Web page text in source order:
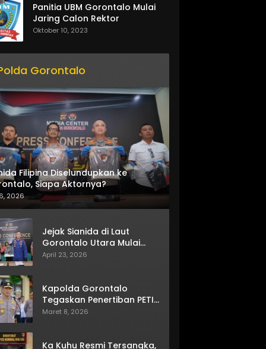
Panitia UBM Gorontalo Mulai
Jaring Calon Rektor
Oktober 10, 2023
Gorontalo
Filipina Diselundupkan ke
Siapa Aktornya?
2026
Jejak Sianida di Laut
Gorontalo Utara Mulai
Terkuak
April 23, 2026
Kapolda Gorontalo
Tegaskan Penertiban PETI
Terus Berjalan
Maret 8, 2026
Ka Kuhu Resmi Tersangka,